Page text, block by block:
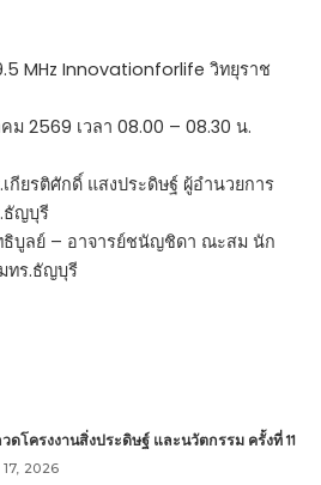
MHz Innovationforlife วิทยุราช
ม 2569 เวลา 08.00 – 08.30 น.
กียรติศักดิ์ แสงประดิษฐ์ ผู้อำนวยการ
ธัญบุรี
ธิบูลย์ – อาจารย์ชนัญชิดา ณะสม นัก
ทร.ธัญบุรี
ดโครงงานสิ่งประดิษฐ์ และนวัตกรรม ครั้งที่ 11
2026